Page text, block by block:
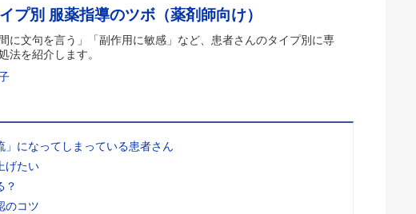
プ別 服薬指導のツボ（薬剤師向け）
間に文句を言う」「副作用に敏感」など、患者さんのタイプ別に専
法を紹介します。
になってしまっている患者さん
げたい
？
のコツ